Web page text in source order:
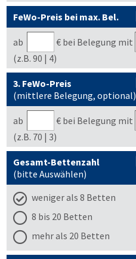
FeWo-Preis bei max. Bel.
ab € bei Belegung mit
(z.B. 90 | 4)
3. FeWo-Preis
(mittlere Belegung, optional)
ab € bei Belegung mit
(z.B. 70 | 3)
Gesamt-Bettenzahl
(bitte Auswählen)
weniger als 8 Betten
8 bis 20 Betten
mehr als 20 Betten